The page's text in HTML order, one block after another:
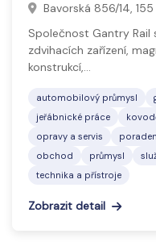
Bavorská 856/14,
Společnost Gantry Rail
zdvihacích zařízení,
konstrukcí,…
automobilový průmysl
jeřábnické práce
opravy a servis
obchod
průmysl
technika a přístroje
Zobrazit detail